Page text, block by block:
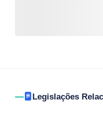
Legislações